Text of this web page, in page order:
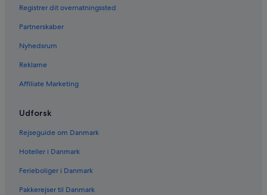
Registrer dit overnatningssted
Partnerskaber
Nyhedsrum
Reklame
Affiliate Marketing
Udforsk
Rejseguide om Danmark
Hoteller i Danmark
Ferieboliger i Danmark
Pakkerejser til Danmark